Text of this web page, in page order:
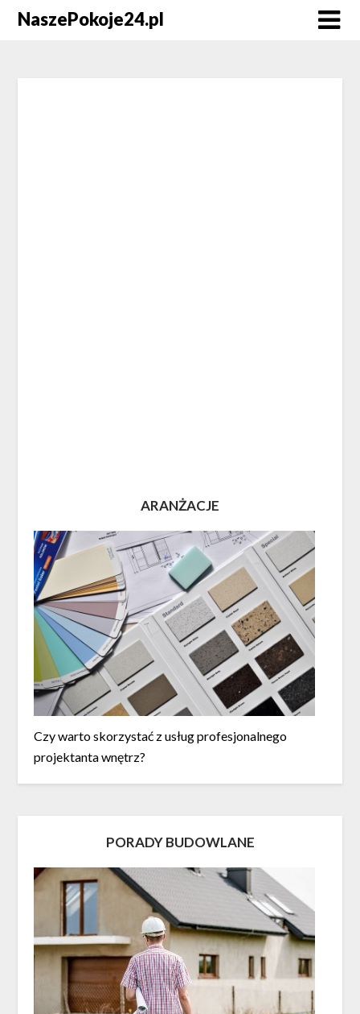
NaszePokoje24.pl
ARANŻACJE
Czy warto skorzystać z usług profesjonalnego
projektanta wnętrz?
PORADY BUDOWLANE